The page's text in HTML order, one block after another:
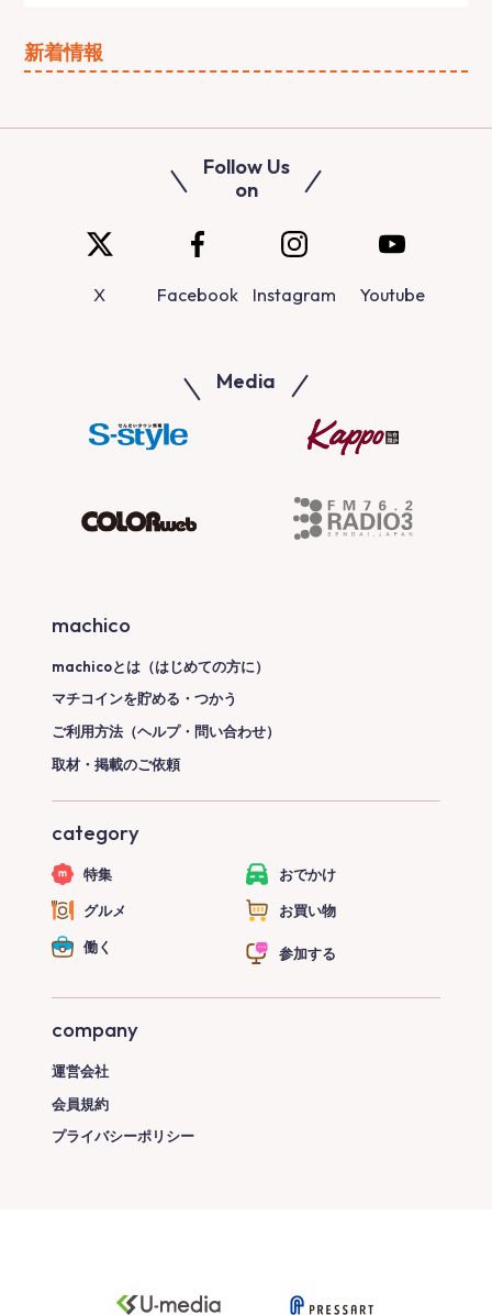
新着情報
Follow Us
on
X Facebook Instagram Youtube
Media
machico
machicoとは（はじめての方に）
マチコインを貯める・つかう
ご利用方法（ヘルプ・問い合わせ）
取材・掲載のご依頼
category
特集 おでかけ
グルメ お買い物
働く 参加する
company
運営会社
会員規約
プライバシーポリシー